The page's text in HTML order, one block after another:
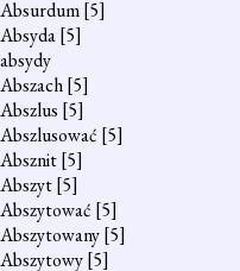
Absurdum[5]
Absyda[5]
absydy
Abszach[5]
Abszlus [5]
Abszlusować [5]
Absznit[5]
Abszyt[5]
Abszytować [5]
Abszytowany[5]
Abszytowy[5]